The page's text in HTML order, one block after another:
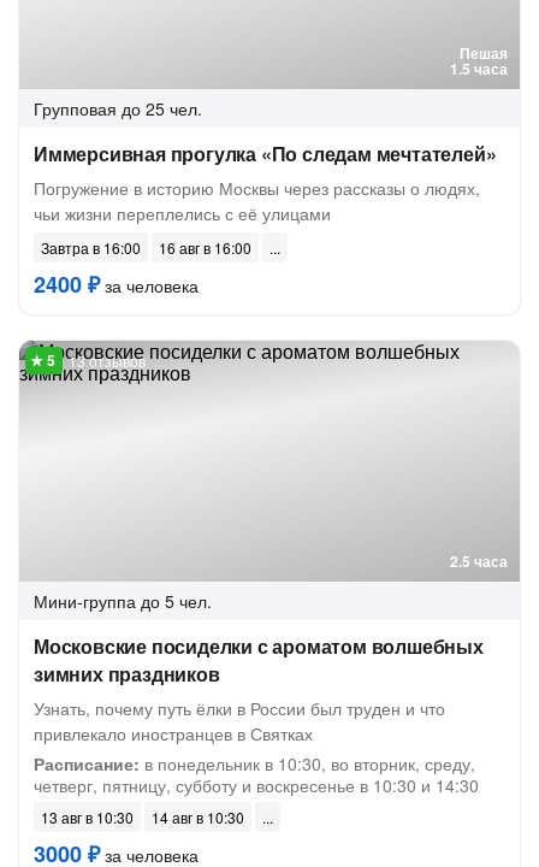
Пешая
1.5 часа
Групповая до 25 чел.
Иммерсивная прогулка «По следам мечтателей»
Погружение в историю Москвы через рассказы о людях,
чьи жизни переплелись с её улицами
Завтра в 16:00 16 авг в 16:00
2400 ₽за человека
2.5 часа
13 отзывов
Мини-группа до 5 чел.
Московские посиделки с ароматом волшебных
зимних праздников
Узнать, почему путь ёлки в России был труден и что
привлекало иностранцев в Святках
Расписание: в понедельник в 10:30, во вторник, среду,
четверг, пятницу, субботу и воскресенье в 10:30 и 14:30
13 авг в 10:30 14 авг в 10:30
3000 ₽за человека